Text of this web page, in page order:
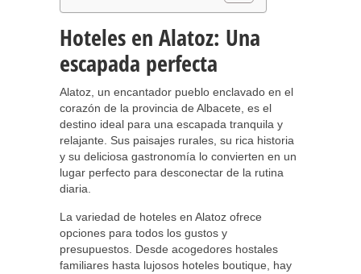
Hoteles en Alatoz: Una
escapada perfecta
Alatoz, un encantador pueblo enclavado en el
corazón de la provincia de Albacete, es el
destino ideal para una escapada tranquila y
relajante. Sus paisajes rurales, su rica historia
y su deliciosa gastronomía lo convierten en un
lugar perfecto para desconectar de la rutina
diaria.
La variedad de hoteles en Alatoz ofrece
opciones para todos los gustos y
presupuestos. Desde acogedores hostales
familiares hasta lujosos hoteles boutique, hay